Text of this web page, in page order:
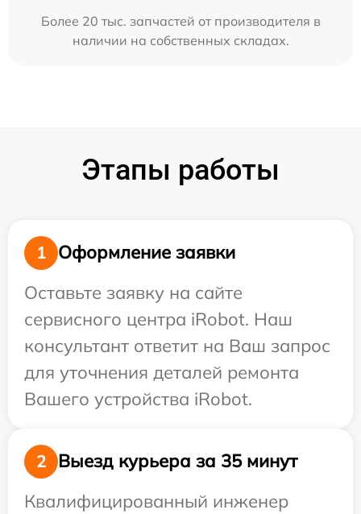
Более 20 тыс. запчастей от производителя в
наличии на собственных складах.
Этапы работы
1
Оформление заявки
Оставьте заявку на сайте
сервисного центра iRobot. Наш
консультант ответит на Ваш запрос
для уточнения деталей ремонта
Вашего устройства iRobot.
2
Выезд курьера за 35 минут
Квалифицированный инженер